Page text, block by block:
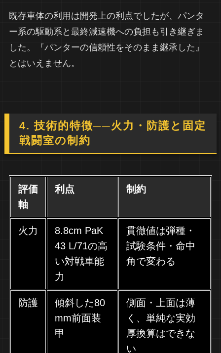
既存車体の利用は開発上の利点でしたが、パンタ
ー系の駆動系と最終減速機への負担も引き継ぎま
した。『パンターの信頼性をそのまま継承した』
とはいえません。
4. 技術的特徴──火力・防護と固定
戦闘室の制約
評価
軸
利点 制約
火力
8.8cm PaK
43 L/71の高
い対戦車能
力
貫徹値は弾種・
試験条件・命中
角で変わる
防護
傾斜した80
mm前面装
甲
側面・上面は薄
く、単純な実効
厚換算はできな
い